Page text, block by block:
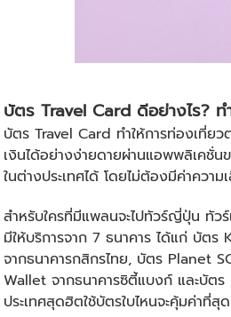
บัตร Travel Card ดีอย่างไร? ท
บัตร Travel Card ทำให้การท่องเที่ย
เงินได้อย่างง่ายดายผ่านแอพพลิเคชั่
ในต่างประเทศได้ โดยไม่ต้องมีค่าควา
สำหรับใครที่มีแพลนจะไปทัวร์ญี่ปุ่น ทัว
มีให้บริการจาก 7 ธนาคาร ได้แก่ บัต
จากธนาคารกสิกรไทย, บัตร Planet
Wallet จากธนาคารซิตี้แบงก์ และบัต
ประเทศสุดฮิตใช้บัตรใบไหนจะคุ้มค่าที่สุด